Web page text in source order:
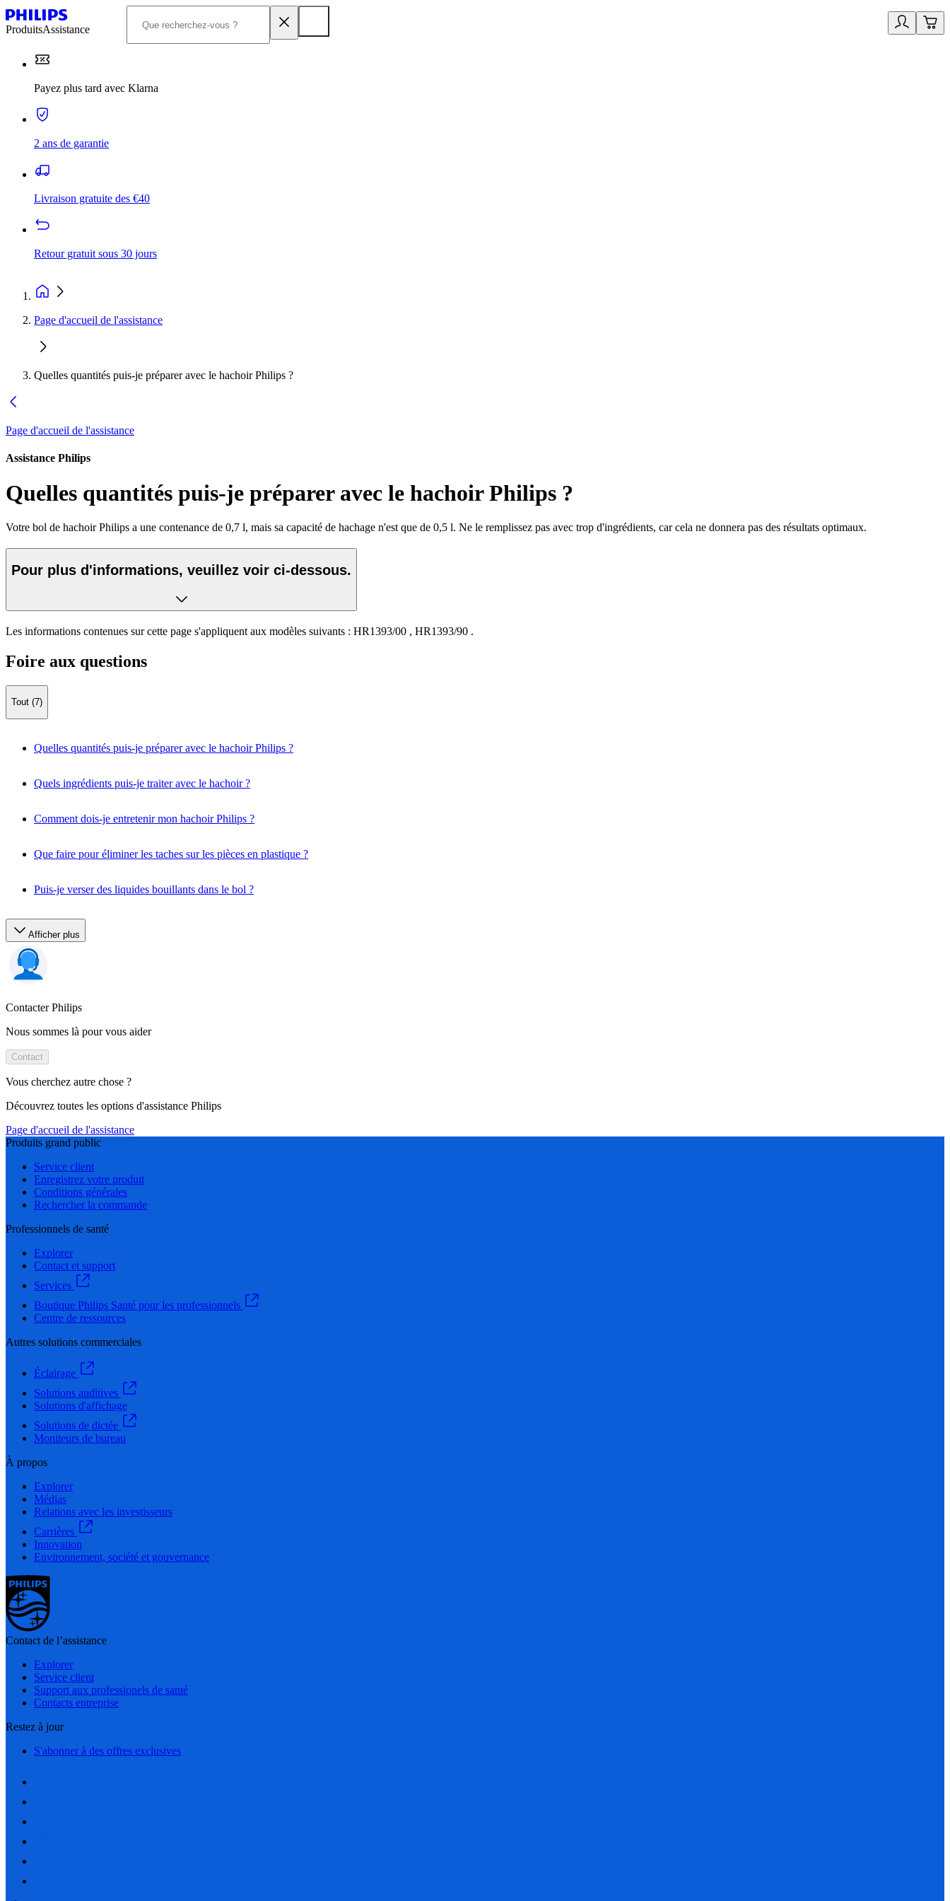
ProduitsAssistance
Payez plus tard avec Klarna
2 ans de garantie
Livraison gratuite des €40
Retour gratuit sous 30 jours
Page d'accueil de l'assistance
Quelles quantités puis-je préparer avec le hachoir Philips ?
Page d'accueil de l'assistance
Assistance Philips
Quelles quantités puis-je préparer avec le hachoir Philips ?
Votre bol de hachoir Philips a une contenance de 0,7 l, mais sa capacité de hachage n'est que de 0,5 l. Ne le remplissez pas avec trop d'ingrédients, car cela ne donnera pas des résultats optimaux.
Pour plus d'informations, veuillez voir ci-dessous.
Les informations contenues sur cette page s'appliquent aux modèles suivants : HR1393/00 , HR1393/90 .
Foire aux questions
Tout (7)
Quelles quantités puis-je préparer avec le hachoir Philips ?
Quels ingrédients puis-je traiter avec le hachoir ?
Comment dois-je entretenir mon hachoir Philips ?
Que faire pour éliminer les taches sur les pièces en plastique ?
Puis-je verser des liquides bouillants dans le bol ?
Afficher plus
Contacter Philips
Nous sommes là pour vous aider
Contact
Vous cherchez autre chose ?
Découvrez toutes les options d'assistance Philips
Page d'accueil de l'assistance
Produits grand public
Service client
Enregistrez votre produit
Conditions générales
Rechercher la commande
Professionnels de santé
Explorer
Contact et support
Services
Boutique Philips Santé pour les professionnels
Centre de ressources
Autres solutions commerciales
Éclairage
Solutions auditives
Solutions d'affichage
Solutions de dictée
Moniteurs de bureau
À propos
Explorer
Médias
Relations avec les investisseurs
Carrières
Innovation
Environnement, société et gouvernance
Contact de l’assistance
Explorer
Service client
Support aux professionels de santé
Contacts entreprise
Restez à jour
S'abonner à des offres exclusives